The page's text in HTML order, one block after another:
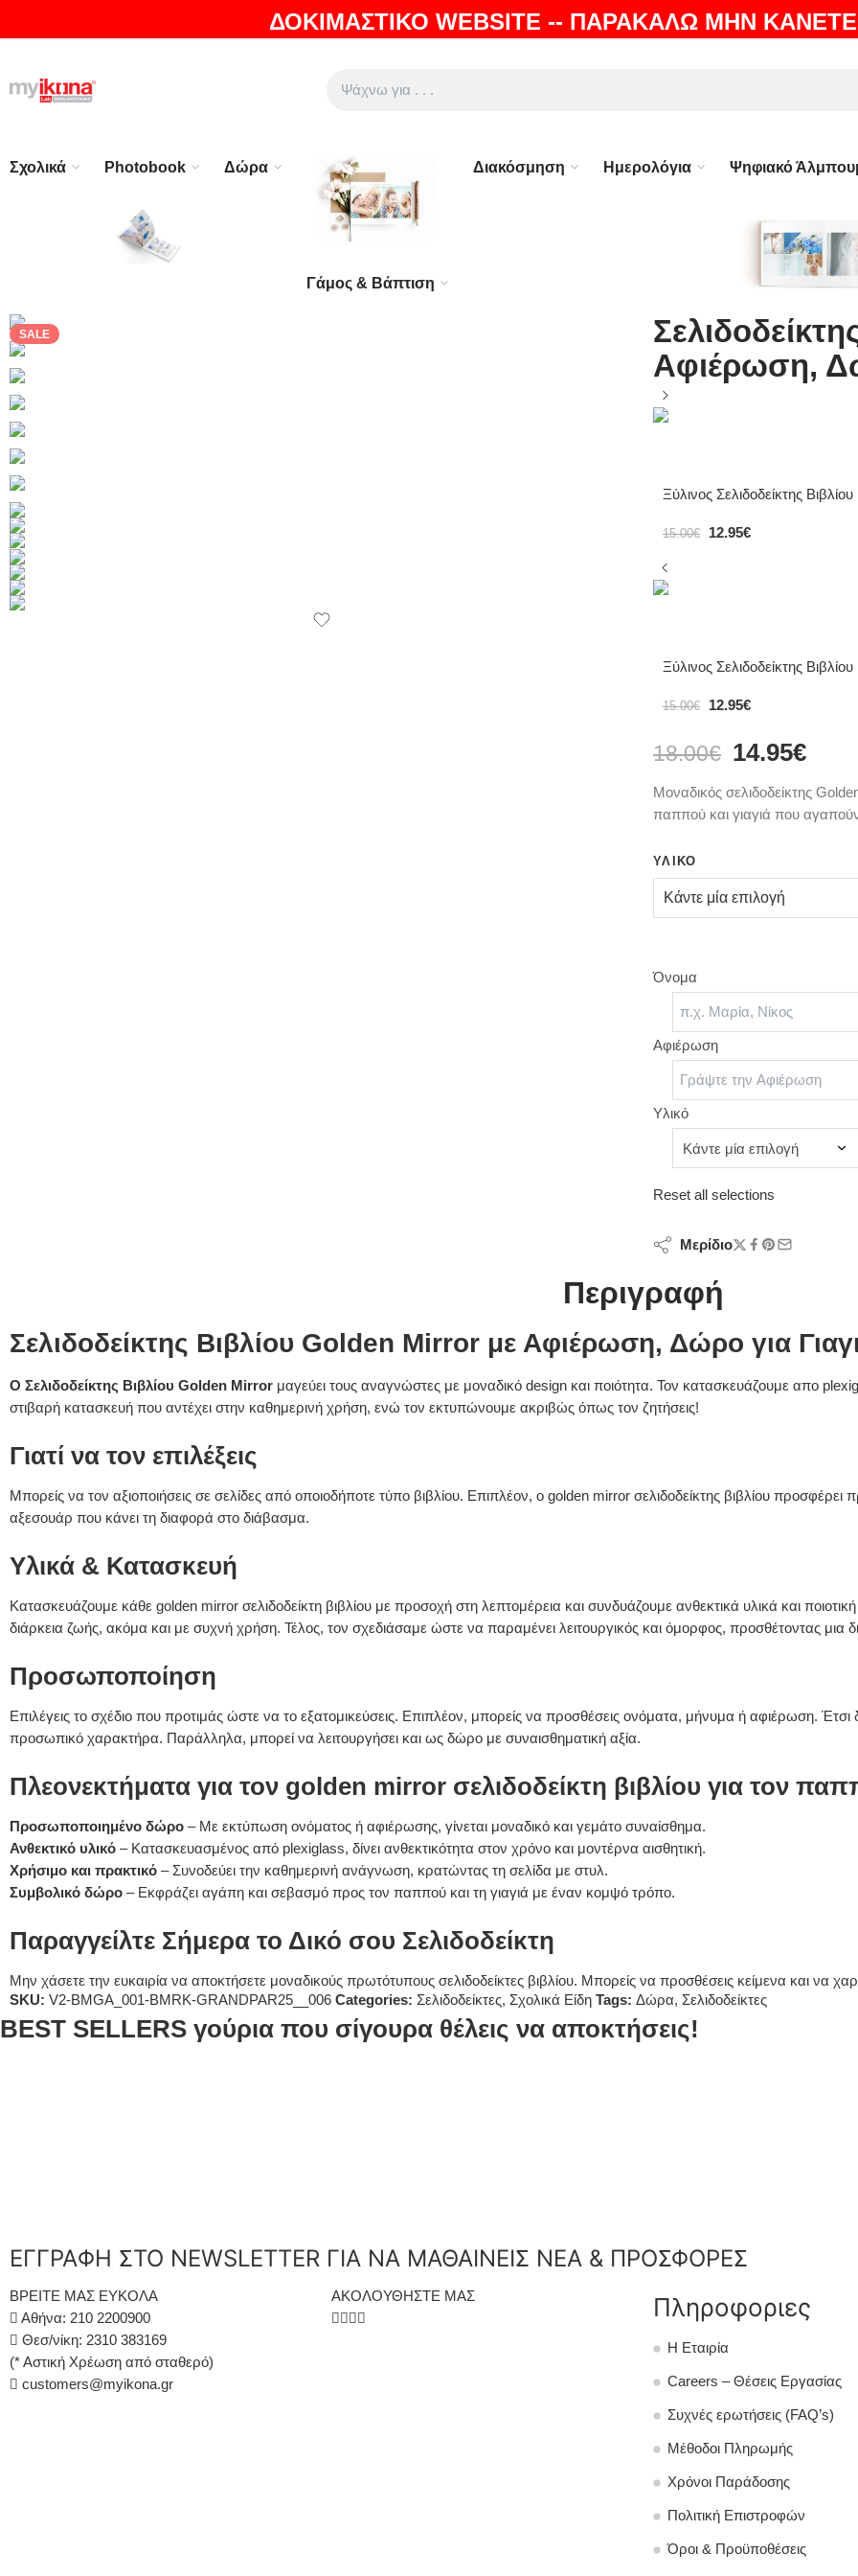
ΔΟΚΙΜΑΣΤΙΚΟ WEBSITE -- ΠΑΡΑΚΑΛΩ ΜΗΝ
ΘΑ ΛΑΤΡΕΨΕΤΕ ΤΑ ΠΡΟΪΟΝΤΑ ΜΑΣ | EXPRESS ΑΠΟΣΤΟΛΗ | 100% ΕΓΓΥΗΣΗ
Σχολικά Photobook Δώρα
Γάμος & Βάπτιση
Διακόσμηση Ημερολόγια Ψηφιακό
SALE
Αφιέρωση,
Ξύλινος Σελιδοδείκτης
15.00€ 12.95€
Ξύλινος Σελιδοδείκτης
15.00€ 12.95€
18.00€ 14.95€
Μοναδικός σελιδοδείκτης
παππού και γιαγιά που
ΥΛΙΚΌ
Όνομα
Αφιέρωση
Υλικό
Reset all selections
Μερίδιο
Περιγραφή
Σελιδοδείκτης Βιβλίου Golden Mirror με Αφιέρωση, Δώρο για
Ο Σελιδοδείκτης Βιβλίου Golden Mirror μαγεύει τους αναγνώστες με μοναδικό design και ποιότητα. Τον κατασκευάζουμε απο
στιβαρή κατασκευή που αντέχει στην καθημερινή χρήση, ενώ τον εκτυπώνουμε ακριβώς όπως τον ζητήσεις!
Γιατί να τον επιλέξεις
Μπορείς να τον αξιοποιήσεις σε σελίδες από οποιοδήποτε τύπο βιβλίου. Επιπλέον, ο golden mirror σελιδοδείκτης βιβλίου προσφέρει
αξεσουάρ που κάνει τη διαφορά στο διάβασμα.
Υλικά & Κατασκευή
Κατασκευάζουμε κάθε golden mirror σελιδοδείκτη βιβλίου με προσοχή στη λεπτομέρεια και συνδυάζουμε ανθεκτικά υλικά και
διάρκεια ζωής, ακόμα και με συχνή χρήση. Τέλος, τον σχεδιάσαμε ώστε να παραμένει λειτουργικός και όμορφος, προσθέτοντας μια
Προσωποποίηση
Επιλέγεις το σχέδιο που προτιμάς ώστε να το εξατομικεύσεις. Επιπλέον, μπορείς να προσθέσεις ονόματα, μήνυμα ή αφιέρωση.
προσωπικό χαρακτήρα. Παράλληλα, μπορεί να λειτουργήσει και ως δώρο με συναισθηματική αξία.
Πλεονεκτήματα για τον golden mirror σελιδοδείκτη βιβλίου για τον
Προσωποποιημένο δώρο – Με εκτύπωση ονόματος ή αφιέρωσης, γίνεται μοναδικό και γεμάτο συναίσθημα.
Ανθεκτικό υλικό – Κατασκευασμένος από plexiglass, δίνει ανθεκτικότητα στον χρόνο και μοντέρνα αισθητική.
Χρήσιμο και πρακτικό – Συνοδεύει την καθημερινή ανάγνωση, κρατώντας τη σελίδα με στυλ.
Συμβολικό δώρο – Εκφράζει αγάπη και σεβασμό προς τον παππού και τη γιαγιά με έναν κομψό τρόπο.
Παραγγείλτε Σήμερα το Δικό σου Σελιδοδείκτη
Μην χάσετε την ευκαιρία να αποκτήσετε μοναδικούς πρωτότυπους σελιδοδείκτες βιβλίου. Μπορείς να προσθέσεις κείμενα και να
SKU: V2-BMGA_001-BMRK-GRANDPAR25__006 Categories: Σελιδοδείκτες, Σχολικά Είδη Tags: Δώρα, Σελιδοδείκτες
BEST SELLERS γούρια που σίγουρα θέλεις να αποκτήσεις!
ΕΓΓΡΑΦΗ ΣΤΟ NEWSLETTER ΓΙΑ ΝΑ ΜΑΘΑΙΝΕΙΣ ΝΕΑ & ΠΡΟΣΦΟΡΕΣ
ΒΡΕΙΤΕ ΜΑΣ ΕΥΚΟΛΑ
Αθήνα: 210 2200900
Θεσ/νίκη: 2310 383169
(* Αστική Χρέωση από σταθερό)
customers@myikona.gr
ΑΚΟΛΟΥΘΗΣΤΕ ΜΑΣ Πληροφοριες
Η Εταιρία
Careers – Θέσεις Εργασίας
Συχνές ερωτήσεις (FAQ’s)
Μέθοδοι Πληρωμής
Χρόνοι Παράδοσης
Πολιτική Επιστροφών
Όροι & Προϋποθέσεις